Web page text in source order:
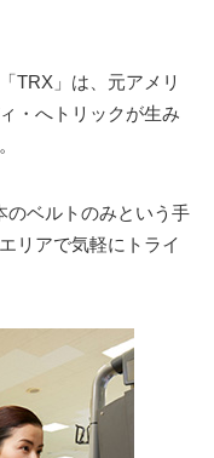
TRX」は、元アメリ
・へトリックが生み
のベルトのみという手
リアで気軽にトライ